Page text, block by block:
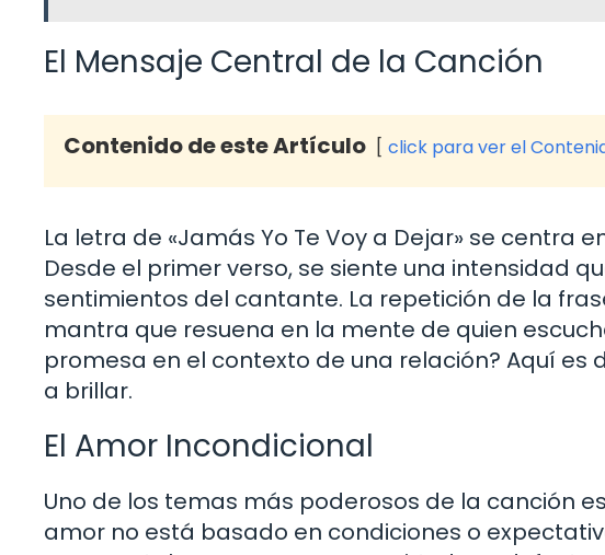
El Mensaje Central de la Canción
Contenido de este Artículo click para ver el
La letra de «Jamás Yo Te Voy a Dejar» se centra
Desde el primer verso, se siente una intensidad
sentimientos del cantante. La repetición de la
mantra que resuena en la mente de quien
promesa en el contexto de una relación? Aquí
a brillar.
El Amor Incondicional
Uno de los temas más poderosos de la canción
amor no está basado en condiciones o